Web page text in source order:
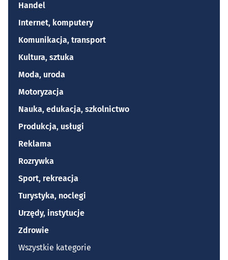
Handel
Internet, komputery
Komunikacja, transport
Kultura, sztuka
Moda, uroda
Motoryzacja
Nauka, edukacja, szkolnictwo
Produkcja, usługi
Reklama
Rozrywka
Sport, rekreacja
Turystyka, noclegi
Urzędy, instytucje
Zdrowie
Wszystkie kategorie